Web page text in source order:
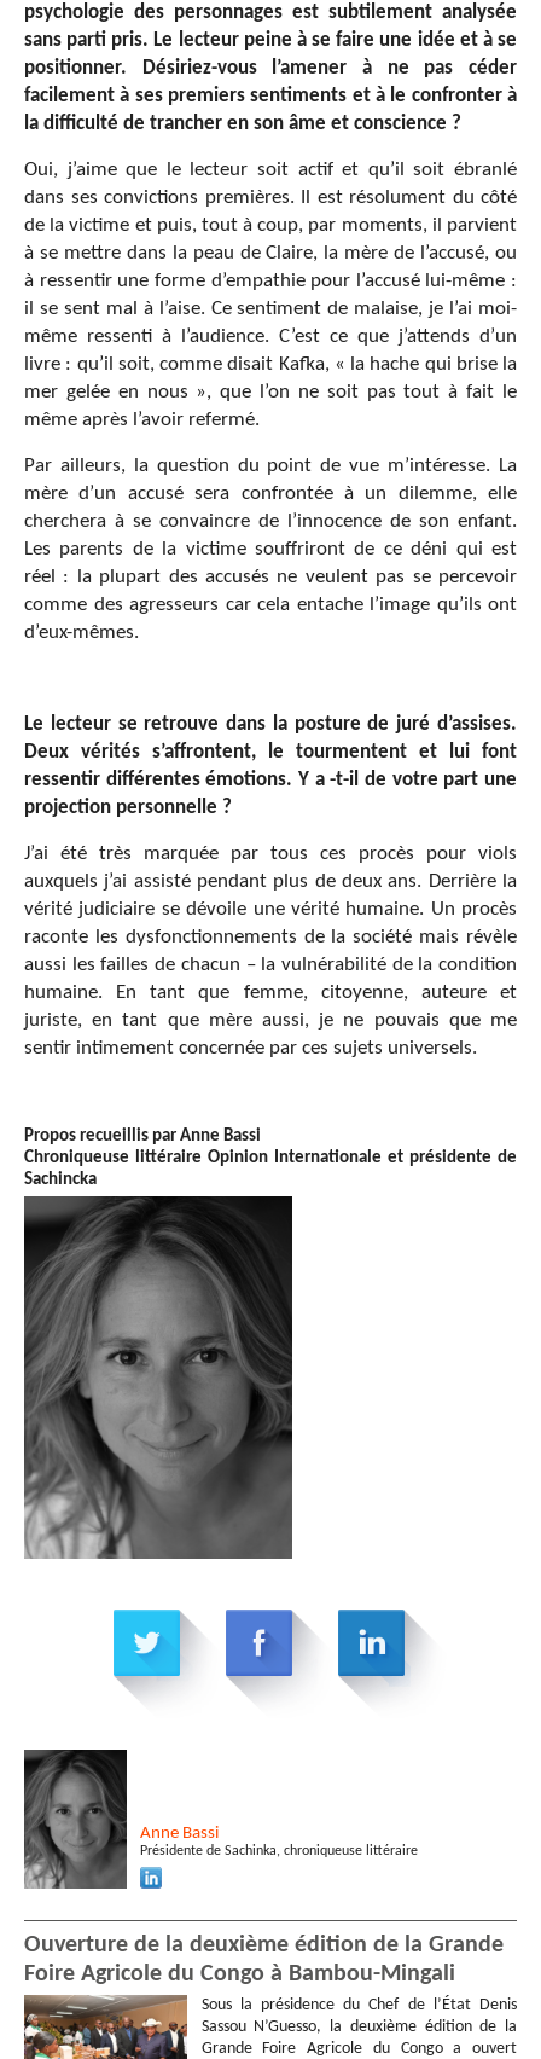
psychologie des personnages est subtilement analysée
sans parti pris. Le lecteur peine à se faire une idée et à se
positionner. Désiriez-vous l’amener à ne pas céder
facilement à ses premiers sentiments et à le confronter à
la difficulté de trancher en son âme et conscience ?
Oui, j’aime que le lecteur soit actif et qu’il soit ébranlé
dans ses convictions premières. Il est résolument du côté
de la victime et puis, tout à coup, par moments, il parvient
à se mettre dans la peau de Claire, la mère de l’accusé, ou
à ressentir une forme d’empathie pour l’accusé lui-même :
il se sent mal à l’aise. Ce sentiment de malaise, je l’ai moi-
même ressenti à l’audience. C’est ce que j’attends d’un
livre : qu’il soit, comme disait Kafka, « la hache qui brise la
mer gelée en nous », que l’on ne soit pas tout à fait le
même après l’avoir refermé.
Par ailleurs, la question du point de vue m’intéresse. La
mère d’un accusé sera confrontée à un dilemme, elle
cherchera à se convaincre de l’innocence de son enfant.
Les parents de la victime souffriront de ce déni qui est
réel : la plupart des accusés ne veulent pas se percevoir
comme des agresseurs car cela entache l’image qu’ils ont
d’eux-mêmes.
Le lecteur se retrouve dans la posture de juré d’assises.
Deux vérités s’affrontent, le tourmentent et lui font
ressentir différentes émotions. Y a -t-il de votre part une
projection personnelle ?
J’ai été très marquée par tous ces procès pour viols
auxquels j’ai assisté pendant plus de deux ans. Derrière la
vérité judiciaire se dévoile une vérité humaine. Un procès
raconte les dysfonctionnements de la société mais révèle
aussi les failles de chacun – la vulnérabilité de la condition
humaine. En tant que femme, citoyenne, auteure et
juriste, en tant que mère aussi, je ne pouvais que me
sentir intimement concernée par ces sujets universels.
Propos recueillis par Anne Bassi
Chroniqueuse littéraire Opinion Internationale et présidente de
Sachincka
Anne Bassi
Présidente de Sachinka, chroniqueuse littéraire
Ouverture de la deuxième édition de la Grande
Foire Agricole du Congo à Bambou-Mingali
Sous la présidence du Chef de l’État Denis
Sassou N’Guesso, la deuxième édition de la
Grande Foire Agricole du Congo a ouvert